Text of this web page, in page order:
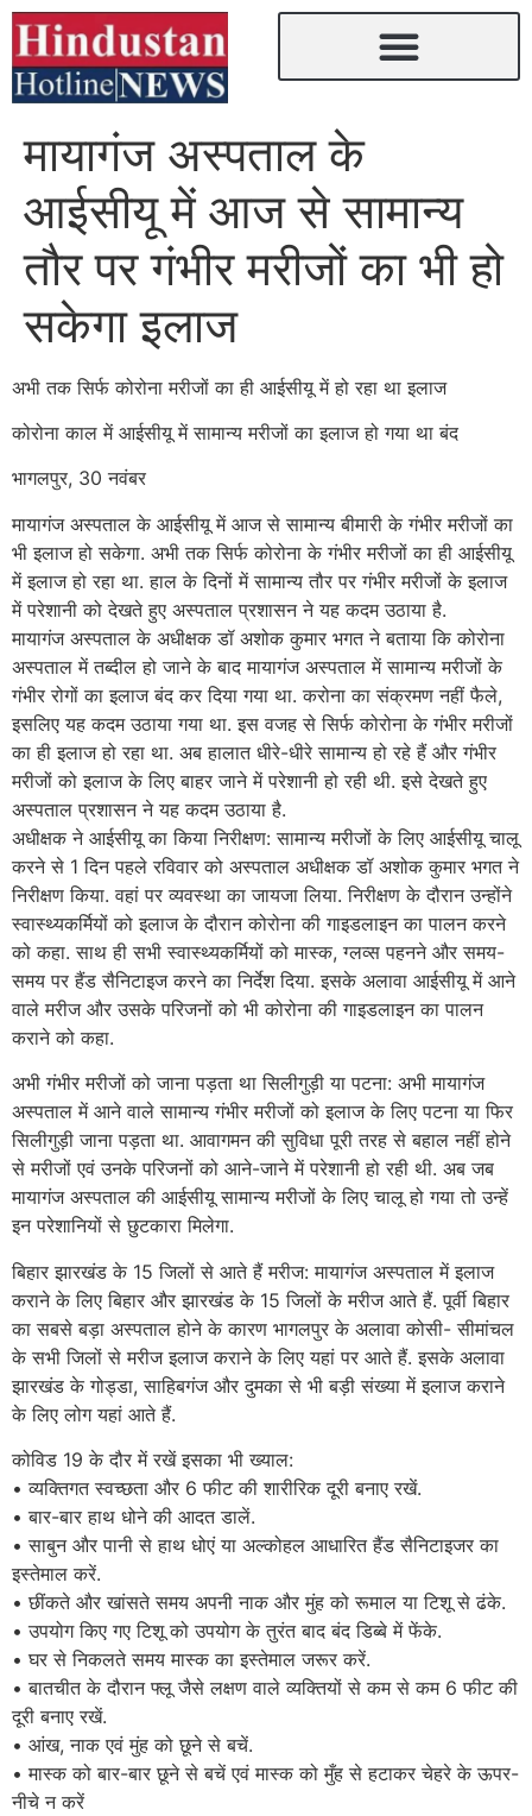
मायागंज अस्पताल के
आईसीयू में आज से सामान्य
तौर पर गंभीर मरीजों का भी हो
सकेगा इलाज
अभी तक सिर्फ कोरोना मरीजों का ही आईसीयू में हो रहा था इलाज
कोरोना काल में आईसीयू में सामान्य मरीजों का इलाज हो गया था बंद
भागलपुर, 30 नवंबर
मायागंज अस्पताल के आईसीयू में आज से सामान्य बीमारी के गंभीर मरीजों का
भी इलाज हो सकेगा. अभी तक सिर्फ कोरोना के गंभीर मरीजों का ही आईसीयू
में इलाज हो रहा था. हाल के दिनों में सामान्य तौर पर गंभीर मरीजों के इलाज
में परेशानी को देखते हुए अस्पताल प्रशासन ने यह कदम उठाया है.
मायागंज अस्पताल के अधीक्षक डॉ अशोक कुमार भगत ने बताया कि कोरोना
अस्पताल में तब्दील हो जाने के बाद मायागंज अस्पताल में सामान्य मरीजों के
गंभीर रोगों का इलाज बंद कर दिया गया था. करोना का संक्रमण नहीं फैले,
इसलिए यह कदम उठाया गया था. इस वजह से सिर्फ कोरोना के गंभीर मरीजों
का ही इलाज हो रहा था. अब हालात धीरे-धीरे सामान्य हो रहे हैं और गंभीर
मरीजों को इलाज के लिए बाहर जाने में परेशानी हो रही थी. इसे देखते हुए
अस्पताल प्रशासन ने यह कदम उठाया है.
अधीक्षक ने आईसीयू का किया निरीक्षण: सामान्य मरीजों के लिए आईसीयू चालू
करने से 1 दिन पहले रविवार को अस्पताल अधीक्षक डॉ अशोक कुमार भगत ने
निरीक्षण किया. वहां पर व्यवस्था का जायजा लिया. निरीक्षण के दौरान उन्होंने
स्वास्थ्यकर्मियों को इलाज के दौरान कोरोना की गाइडलाइन का पालन करने
को कहा. साथ ही सभी स्वास्थ्यकर्मियों को मास्क, ग्लव्स पहनने और समय-
समय पर हैंड सैनिटाइज करने का निर्देश दिया. इसके अलावा आईसीयू में आने
वाले मरीज और उसके परिजनों को भी कोरोना की गाइडलाइन का पालन
कराने को कहा.
अभी गंभीर मरीजों को जाना पड़ता था सिलीगुड़ी या पटना: अभी मायागंज
अस्पताल में आने वाले सामान्य गंभीर मरीजों को इलाज के लिए पटना या फिर
सिलीगुड़ी जाना पड़ता था. आवागमन की सुविधा पूरी तरह से बहाल नहीं होने
से मरीजों एवं उनके परिजनों को आने-जाने में परेशानी हो रही थी. अब जब
मायागंज अस्पताल की आईसीयू सामान्य मरीजों के लिए चालू हो गया तो उन्हें
इन परेशानियों से छुटकारा मिलेगा.
बिहार झारखंड के 15 जिलों से आते हैं मरीज: मायागंज अस्पताल में इलाज
कराने के लिए बिहार और झारखंड के 15 जिलों के मरीज आते हैं. पूर्वी बिहार
का सबसे बड़ा अस्पताल होने के कारण भागलपुर के अलावा कोसी- सीमांचल
के सभी जिलों से मरीज इलाज कराने के लिए यहां पर आते हैं. इसके अलावा
झारखंड के गोड्डा, साहिबगंज और दुमका से भी बड़ी संख्या में इलाज कराने
के लिए लोग यहां आते हैं.
कोविड 19 के दौर में रखें इसका भी ख्याल:
• व्यक्तिगत स्वच्छता और 6 फीट की शारीरिक दूरी बनाए रखें.
• बार-बार हाथ धोने की आदत डालें.
• साबुन और पानी से हाथ धोएं या अल्कोहल आधारित हैंड सैनिटाइजर का
इस्तेमाल करें.
• छींकते और खांसते समय अपनी नाक और मुंह को रूमाल या टिशू से ढंके.
• उपयोग किए गए टिशू को उपयोग के तुरंत बाद बंद डिब्बे में फेंके.
• घर से निकलते समय मास्क का इस्तेमाल जरूर करें.
• बातचीत के दौरान फ्लू जैसे लक्षण वाले व्यक्तियों से कम से कम 6 फीट की
दूरी बनाए रखें.
• आंख, नाक एवं मुंह को छूने से बचें.
• मास्क को बार-बार छूने से बचें एवं मास्क को मुँह से हटाकर चेहरे के ऊपर-
नीचे न करें